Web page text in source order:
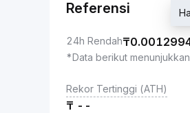
Referensi
24h Rendah₸
*Data berikut
Rekor Tertinggi (ATH)
₸ --